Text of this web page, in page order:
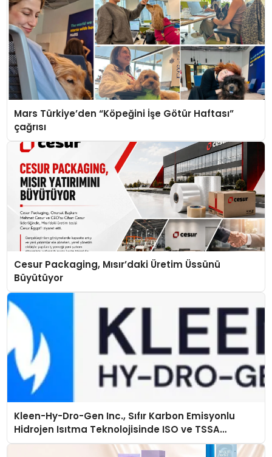
Mars Türkiye’den “Köpeğini İşe Götür Haftası”
çağrısı
Cesur Packaging, Mısır’daki Üretim Üssünü
Büyütüyor
Kleen-Hy-Dro-Gen Inc., Sıfır Karbon Emisyonlu
Hidrojen Isıtma Teknolojisinde ISO ve TSSA
Düzenleyici Onaylarını Aldı